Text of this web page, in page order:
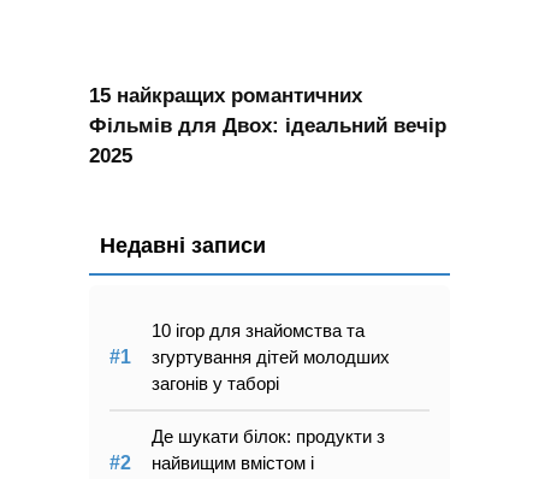
15 найкращих романтичних
Фільмів для Двох: ідеальний вечір
2025
Недавні записи
10 ігор для знайомства та
згуртування дітей молодших
загонів у таборі
Де шукати білок: продукти з
найвищим вмістом і